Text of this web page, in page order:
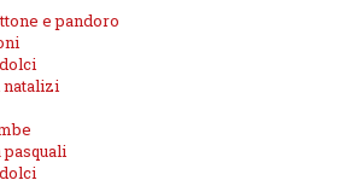
e pandoro
natalizi
pasquali